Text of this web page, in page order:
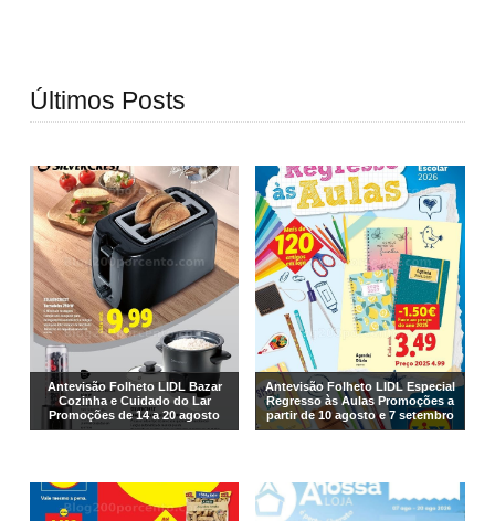
Últimos Posts
Antevisão Folheto LIDL Bazar
Cozinha e Cuidado do Lar
Promoções de 14 a 20 agosto
Antevisão Folheto LIDL Especial
Regresso às Aulas Promoções a
partir de 10 agosto e 7 setembro